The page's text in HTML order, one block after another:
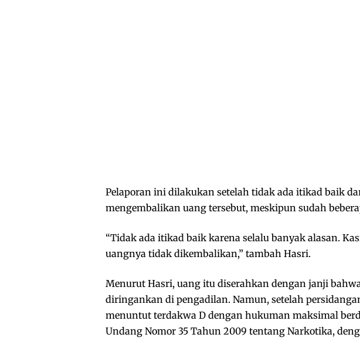
Pelaporan ini dilakukan setelah tidak ada itikad baik
mengembalikan uang tersebut, meskipun sudah
“Tidak ada itikad baik karena selalu banyak alasan.
uangnya tidak dikembalikan,” tambah Hasri.
Menurut Hasri, uang itu diserahkan dengan janji
diringankan di pengadilan. Namun, setelah
menuntut terdakwa D dengan hukuman maksimal
Undang Nomor 35 Tahun 2009 tentang Narkotika,